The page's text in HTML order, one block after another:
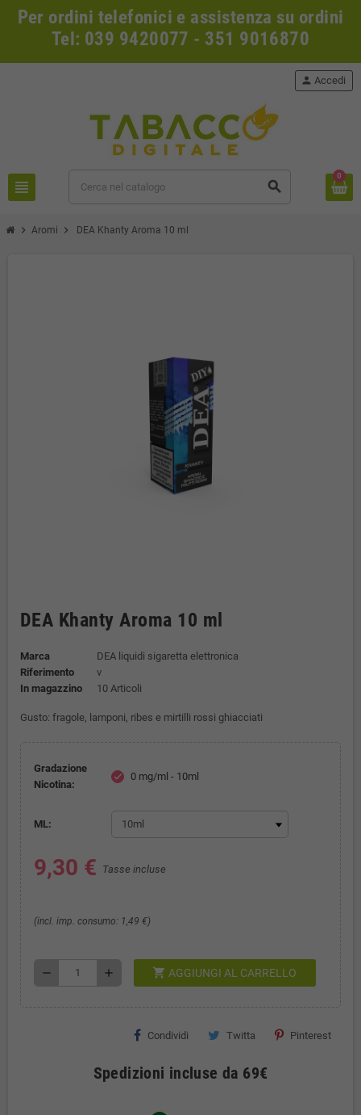
Per ordini telefonici e assistenza su ordini
Tel: 039 9420077 - 351 9016870
view_headline search
person Accedi
0
chevron_right Aromi chevron_right DEA Khanty Aroma 10 ml
DEA Khanty Aroma 10 ml
Marca
DEA liquidi sigaretta elettronica
Riferimento
v
In magazzino
10 Articoli
Gusto: fragole, lamponi, ribes e mirtilli rossi ghiacciati
Gradazione
Nicotina:
check 0 mg/ml - 10ml
ML:
9,30 € Tasse incluse
(incl. imp. consumo: 1,49 €)
remove add shopping_cart AGGIUNGI AL CARRELLO
Condividi Twitta Pinterest
Spedizioni incluse da 69€